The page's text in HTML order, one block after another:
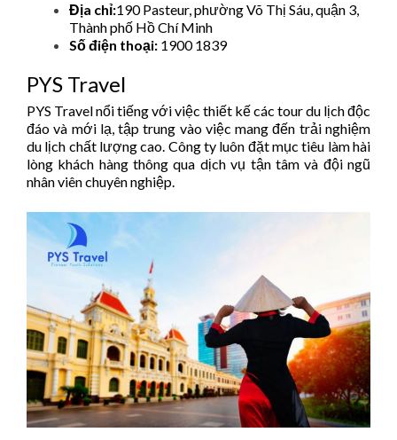
Địa chỉ:190 Pasteur, phường Võ Thị Sáu, quận 3,
Thành phố Hồ Chí Minh
Số điện thoại: 1900 1839
PYS Travel
PYS Travel nổi tiếng với việc thiết kế các tour du lịch độc
đáo và mới lạ, tập trung vào việc mang đến trải nghiệm
du lịch chất lượng cao. Công ty luôn đặt mục tiêu làm hài
lòng khách hàng thông qua dịch vụ tận tâm và đội ngũ
nhân viên chuyên nghiệp. ​